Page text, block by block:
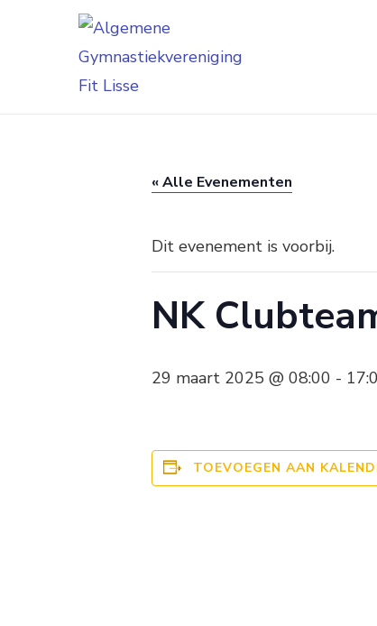
Algemene
Fit sinds 1972
« Alle Evenementen
Dit evenement is voorbij.
NK
29 maart 2025 @ 08:00 -
TOEVOEGEN AAN